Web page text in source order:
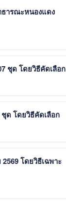
ธารณะหนองแดง
ชุด โดยวิธีคัดเลือก
ด โดยวิธีคัดเลือก
โดยวิธีเฉพาะ